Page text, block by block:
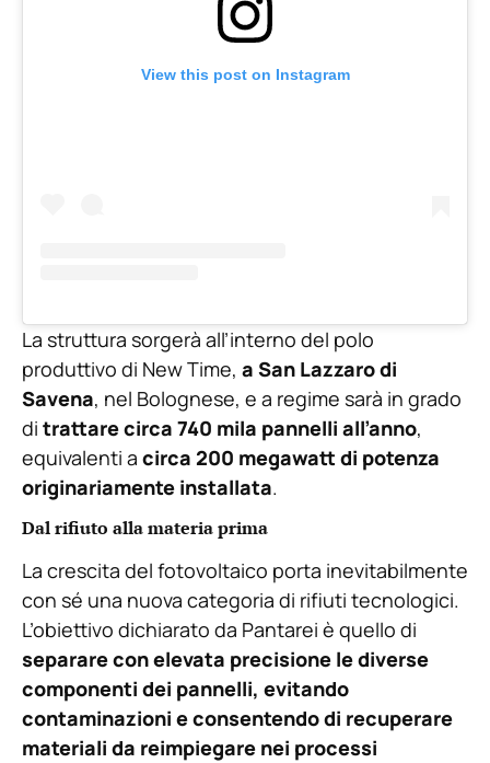
View this post on Instagram
La struttura sorgerà all’interno del polo
produttivo di New Time, a San Lazzaro di
Savena, nel Bolognese, e a regime sarà in grado
di trattare circa 740 mila pannelli all’anno,
equivalenti a circa 200 megawatt di potenza
originariamente installata.
Dal rifiuto alla materia prima
La crescita del fotovoltaico porta inevitabilmente
con sé una nuova categoria di rifiuti tecnologici.
L’obiettivo dichiarato da Pantarei è quello di
separare con elevata precisione le diverse
componenti dei pannelli, evitando
contaminazioni e consentendo di recuperare
materiali da reimpiegare nei processi